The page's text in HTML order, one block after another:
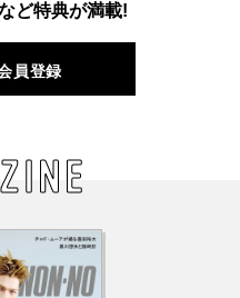
ど特典が満載!
員登録